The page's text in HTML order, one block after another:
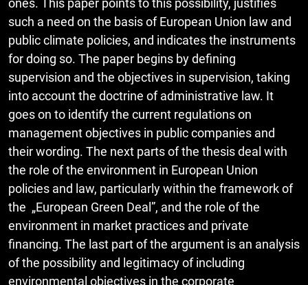
ones. This paper points to this possibility, justifies
such a need on the basis of European Union law and
public climate policies, and indicates the instruments
for doing so. The paper begins by defining
supervision and the objectives in supervision, taking
into account the doctrine of administrative law. It
goes on to identify the current regulations on
management objectives in public companies and
their wording. The next parts of the thesis deal with
the role of the environment in European Union
policies and law, particularly within the framework of
the „European Green Deal”, and the role of the
environment in market practices and private
financing. The last part of the argument is an analysis
of the possibility and legitimacy of including
environmental objectives in the corporate